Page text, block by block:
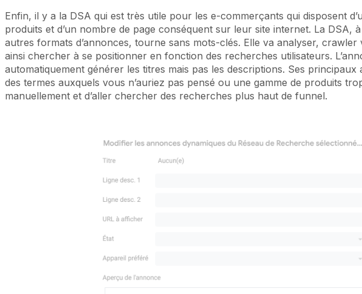
Enfin, il y a la DSA qui est très utile pour les e-commerçants qui disposent
produits et d’un nombre de page conséquent sur leur site internet. La DSA,
autres formats d’annonces, tourne sans mots-clés. Elle va analyser,
ainsi chercher à se positionner en fonction des recherches utilisateurs.
automatiquement générer les titres mais pas les descriptions. Ses
des termes auxquels vous n’auriez pas pensé ou une gamme de produits
manuellement et d’aller chercher des recherches plus haut de funnel.